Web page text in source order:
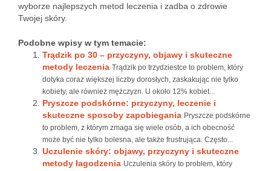
wyborze najlepszych metod leczenia i zadba o zdrowie
Twojej skóry.
Podobne wpisy w tym temacie:
Trądzik po 30 – przyczyny, objawy i skuteczne
metody leczenia Trądzik po trzydziestce to problem, który
dotyka coraz większej liczby dorosłych, zaskakując nie tylko
kobiety, ale również mężczyzn. U około 12% kobiet...
Pryszcze podskórne: przyczyny, leczenie i
skuteczne sposoby zapobiegania Pryszcze podskórne
to problem, z którym zmaga się wiele osób, a ich obecność
może być nie tylko bolesna, ale także frustrująca. Często...
Uczulenie skóry: objawy, przyczyny i skuteczne
metody łagodzenia Uczulenia skóry to problem, który